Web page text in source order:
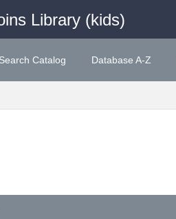
Library (kids)
Search Catalog Database A-Z